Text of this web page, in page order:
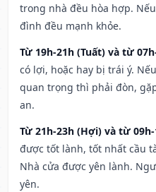
trong nhà đều hòa hợp.
đình đều mạnh khỏe.
Từ 19h-21h (Tuất) và từ
có lợi, hoặc hay bị trái ý.
quan trọng thì phải đòn,
an.
Từ 21h-23h (Hợi) và từ
được tốt lành, tốt nhất cầu
Nhà cửa được yên lành.
yên.